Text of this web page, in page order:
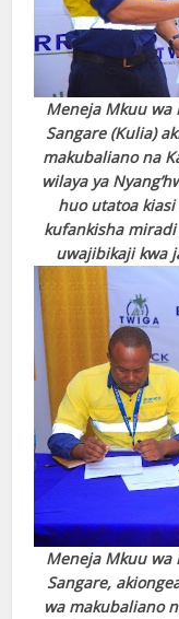
Meneja Mkuu wa
Sangare (Kulia)
makubaliano na
wilaya ya
huo utatoa
kufankisha
uwajibikaji kwa
Meneja Mkuu wa
Sangare,
wa makubaliano